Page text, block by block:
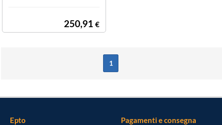
250,91 €
1
Epto Pagamenti e consegna